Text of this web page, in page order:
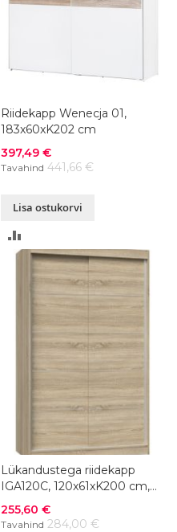
Riidekapp Wenecja 01,
183x60xK202 cm
Soodushind
397,49 €
Tavahind 441,66 €
Lisa ostukorvi
VÕRDLUSESSE
Lükandustega riidekapp
IGA120C, 120x61xK200 cm,
värvivalik
Soodushind
255,60 €
Tavahind 284,00 €